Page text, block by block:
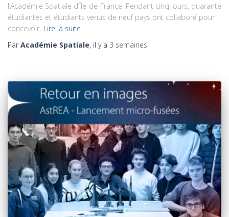
l’Académie Spatiale d’Île-de-France. Pendant cinq jours, quarante
étudiantes et étudiants venus de neuf pays ont collaboré pour
concevoir, Lire la suite
Par Académie Spatiale, il y a 3 semaines